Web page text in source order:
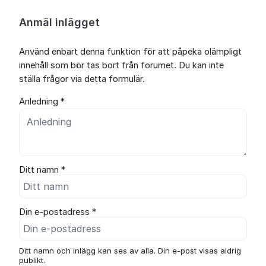
Anmäl inlägget
Använd enbart denna funktion för att påpeka olämpligt
innehåll som bör tas bort från forumet. Du kan inte
ställa frågor via detta formulär.
Anledning *
Ditt namn *
Din e-postadress *
Ditt namn och inlägg kan ses av alla. Din e-post visas aldrig
publikt.